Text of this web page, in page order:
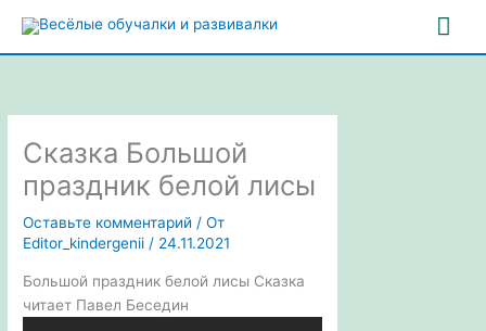
содержимому
Сказка Большой
праздник белой лисы
Оставьте комментарий / От
Editor_kindergenii / 24.11.2021
Большой праздник белой лисы Сказка
читает Павел Беседин